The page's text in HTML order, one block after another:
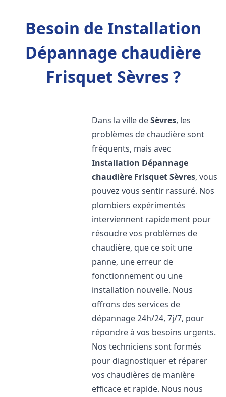
Besoin de Installation
Dépannage chaudière
Frisquet Sèvres ?
Dans la ville deSèvres, les
problèmes de chaudière sont
fréquents, mais avec
Installation Dépannage
chaudière FrisquetSèvres, vous
pouvez vous sentir rassuré. Nos
plombiers expérimentés
interviennent rapidement pour
résoudre vos problèmes de
chaudière, que ce soit une
panne, une erreur de
fonctionnement ou une
installation nouvelle. Nous
offrons des services de
dépannage 24h/24, 7j/7, pour
répondre à vos besoins urgents.
Nos techniciens sont formés
pour diagnostiquer et réparer
vos chaudières de manière
efficace et rapide. Nous nous